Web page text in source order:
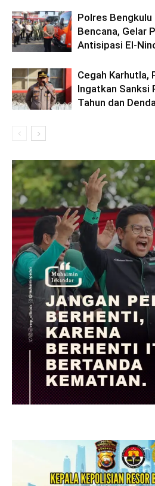
Polres Bengkulu
Bencana, Gelar
Antisipasi El-
Cegah Karhutla,
Ingatkan Sanksi
Tahun dan